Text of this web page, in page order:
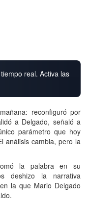
real. Activa las
reconfiguró por
a Delgado, señaló a
parámetro que hoy
análisis cambia, pero la
la palabra en su
deshizo la narrativa
la que Mario Delgado